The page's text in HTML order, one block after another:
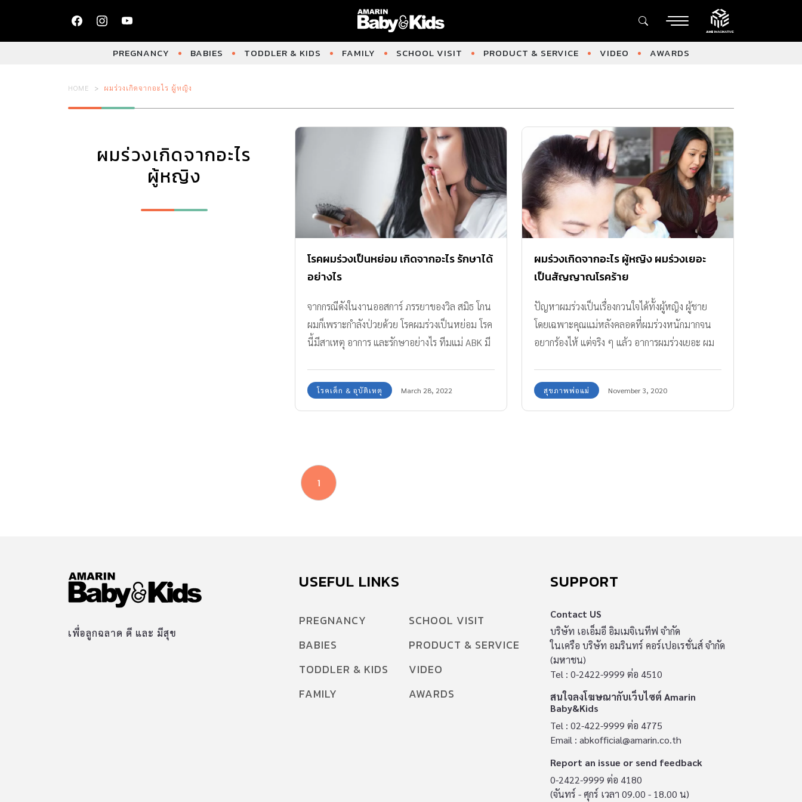
PREGNANCY BABIES TODDLER & KIDS FAMILY SCHOOL VISIT PRODUCT & SERVICE VIDEO AWARDS
HOME ผมร่วงเกิดจากอะไร ผู้หญิง
ผมร่วงเกิดจากอะไร
ผู้หญิง
โรคผมร่วงเป็นหย่อม เกิดจากอะไร รักษาได้
อย่างไร
จากกรณีดังในงานออสการ์ ภรรยาของวิล สมิธ โกน
ผมก็เพราะกำลังป่วยด้วย โรคผมร่วงเป็นหย่อม โรค
นี้มีสาเหตุ อาการ และรักษาอย่างไร ทีมแม่ ABK มี
โรคเด็ก & อุบัติเหตุ March 28, 2022
ผมร่วงเกิดจากอะไร ผู้หญิง ผมร่วงเยอะ
เป็นสัญญาณโรคร้าย
ปัญหาผมร่วงเป็นเรื่องกวนใจได้ทั้งผู้หญิง ผู้ชาย
โดยเฉพาะคุณแม่หลังคลอดที่ผมร่วงหนักมากจน
อยากร้องไห้ แต่จริง ๆ แล้ว อาการผมร่วงเยอะ ผม
ร้ายได้เช่นกัน
สุขภาพพ่อแม่ November 3, 2020
1
เพื่อลูกฉลาด ดี และ มีสุข
USEFUL LINKS
PREGNANCY
BABIES
TODDLER & KIDS
FAMILY
SCHOOL VISIT
PRODUCT & SERVICE
VIDEO
AWARDS
SUPPORT
Contact US
บริษัท เอเอ็มอี อิมเมจิเนทีฟ จำกัด
ในเครือ บริษัท อมรินทร์ คอร์เปอเรชั่นส์ จำกัด
(มหาชน)
Tel : 0-2422-9999 ต่อ 4510
สนใจลงโฆษณากับเว็บไซต์ Amarin
Baby&Kids
Tel : 02-422-9999 ต่อ 4775
Email : abkofficial@amarin.co.th
Report an issue or send feedback
0-2422-9999 ต่อ 4180
(จันทร์ - ศุกร์ เวลา 09.00 - 18.00 น)